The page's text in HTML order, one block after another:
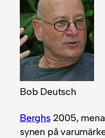
Bob Deutsch
Berghs2005,
synen på